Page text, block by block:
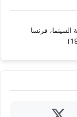
فرنسا